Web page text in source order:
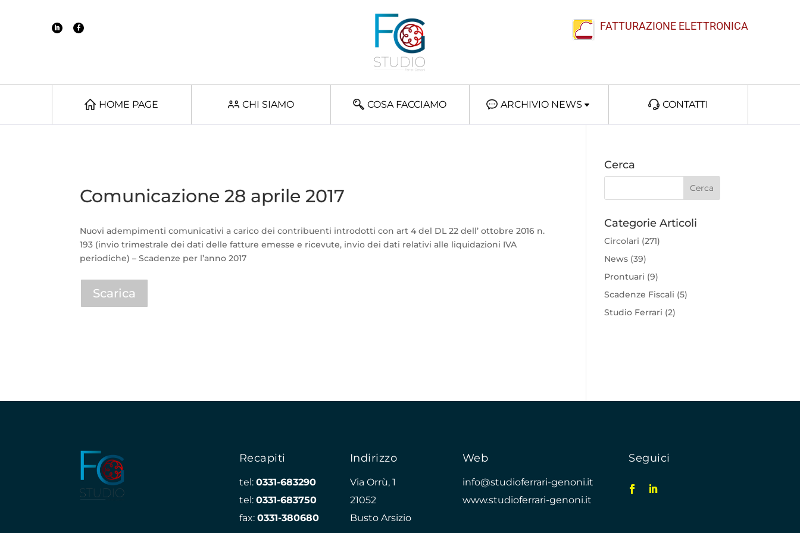
FATTURAZIONE ELETTRONICA
HOME PAGE CHI SIAMO COSA FACCIAMO ARCHIVIO NEWS CONTATTI
Comunicazione 28 aprile 2017
Nuovi adempimenti comunicativi a carico dei contribuenti introdotti con art 4 del DL 22 dell’ ottobre 2016 n.
193 (invio trimestrale dei dati delle fatture emesse e ricevute, invio dei dati relativi alle liquidazioni IVA
periodiche) – Scadenze per l’anno 2017
Scarica
Cerca
Categorie Articoli
Circolari (271)
News (39)
Prontuari (9)
Scadenze Fiscali (5)
Studio Ferrari (2)
Recapiti
tel: 0331-683290
tel: 0331-683750
fax: 0331-380680
Indirizzo
Via Orrù, 1
21052
Busto Arsizio
Web
info@studioferrari-genoni.it
www.studioferrari-genoni.it
Seguici